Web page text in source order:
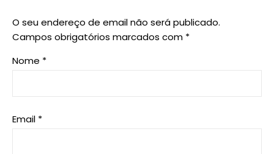
O seu endereço de email não será publicado.
Campos obrigatórios marcados com *
Nome *
Email *